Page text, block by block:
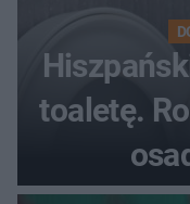
toaletę.